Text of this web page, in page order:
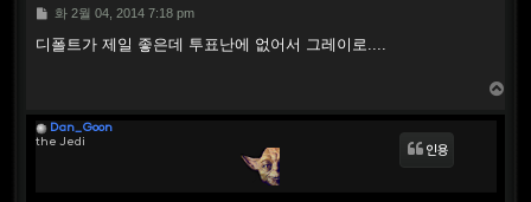
P
s
화 2월 04, 2014 7:18 pm
디폴트가 제일 좋은데 투표난에 없어서 그레이로....
Dan_Goon
the Jedi
인용